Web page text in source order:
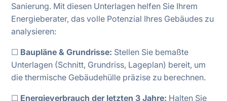
Sanierung. Mit diesen Unterlagen helfen Sie Ihrem
Energieberater, das volle Potenzial Ihres Gebäudes zu
analysieren:
☐ Baupläne & Grundrisse: Stellen Sie bemaßte
Unterlagen (Schnitt, Grundriss, Lageplan) bereit, um
die thermische Gebäudehülle präzise zu berechnen.
☐ Energieverbrauch der letzten 3 Jahre: Halten Sie